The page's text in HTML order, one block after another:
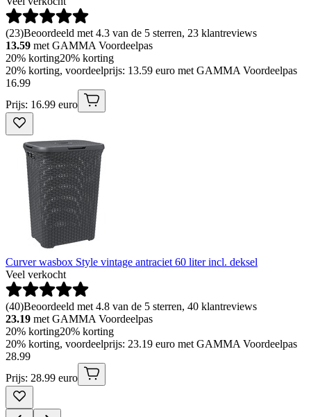
(23)Beoordeeld met 4.3 van de 5 sterren, 23 klantreviews
13.59 met GAMMA Voordeelpas
20% korting20% korting
20% korting, voordeelprijs: 13.59 euro met GAMMA Voordeelpas
16.99
Prijs: 16.99 euro
Curver wasbox Style vintage antraciet 60 liter incl. deksel
Veel verkocht
(40)Beoordeeld met 4.8 van de 5 sterren, 40 klantreviews
23.19 met GAMMA Voordeelpas
20% korting20% korting
20% korting, voordeelprijs: 23.19 euro met GAMMA Voordeelpas
28.99
Prijs: 28.99 euro